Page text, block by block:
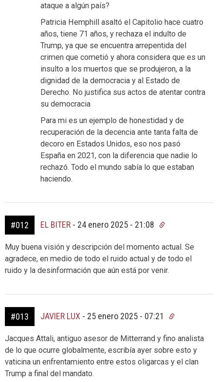
ataque a algún país?
Patricia Hemphill asaltó el Capitolio hace cuatro
años, tiene 71 años, y rechaza el indulto de
Trump, ya que se encuentra arrepentida del
crimen que cometió y ahora considera que es un
insulto a los muertos que se produjeron, a la
dignidad de la democracia y al Estado de
Derecho. No justifica sus actos de atentar contra
su democracia
Para mi es un ejemplo de honestidad y de
recuperación de la decencia ante tanta falta de
decoro en Estados Unidos, eso nos pasó
España en 2021, con la diferencia que nadie lo
rechazó. Todo el mundo sabía lo que estaban
haciendo.
#012 EL BITER - 24 enero 2025 - 21:08
Muy buena visión y descripción del momento actual. Se
agradece, en medio de todo el ruido actual y de todo el
ruido y la desinformación que aún está por venir.
#013 JAVIER LUX - 25 enero 2025 - 07:21
Jacques Attali, antiguo asesor de Mitterrand y fino analista
de lo que ocurre globalmente, escribía ayer sobre esto y
vaticina un enfrentamiento entre estos oligarcas y el clan
Trump a final del mandato.